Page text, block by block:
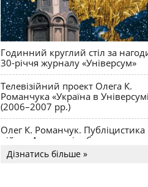
Годинний круглий стіл за
30-річчя журналу «Універсум»
Телевізійний проект Олега К.
Романчука «Україна в
(2006–2007 рр.)
Олег К. Романчук. Публіцистика
війни. Акценти і табу
Дізнатись більше »